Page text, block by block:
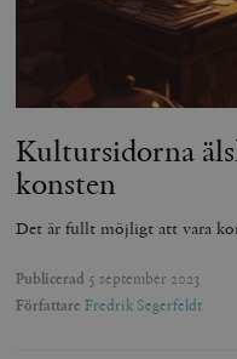
Kultursidorna
konsten
Det är fullt möjligt att vara
Publicerad 5 september 2023
Författare Fredrik Segerfeldt